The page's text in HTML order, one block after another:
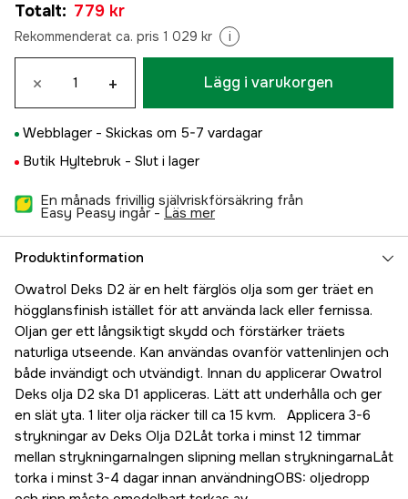
Totalt: 779 kr
Rekommenderat ca. pris 1 029 kr i
× + Lägg i varukorgen
Webblager - Skickas om 5-7 vardagar
Butik Hyltebruk - Slut i lager
En månads frivillig självriskförsäkring från
Easy Peasy ingår - läs mer
Produktinformation
Owatrol Deks D2 är en helt färglös olja som ger träet en
högglansfinish istället för att använda lack eller fernissa.
Oljan ger ett långsiktigt skydd och förstärker träets
naturliga utseende. Kan användas ovanför vattenlinjen och
både invändigt och utvändigt. Innan du applicerar Owatrol
Deks olja D2 ska D1 appliceras. Lätt att underhålla och ger
en slät yta. 1 liter olja räcker till ca 15 kvm. Applicera 3-6
strykningar av Deks Olja D2Låt torka i minst 12 timmar
mellan strykningarnaIngen slipning mellan strykningarnaLåt
torka i minst 3-4 dagar innan användningOBS: oljedropp